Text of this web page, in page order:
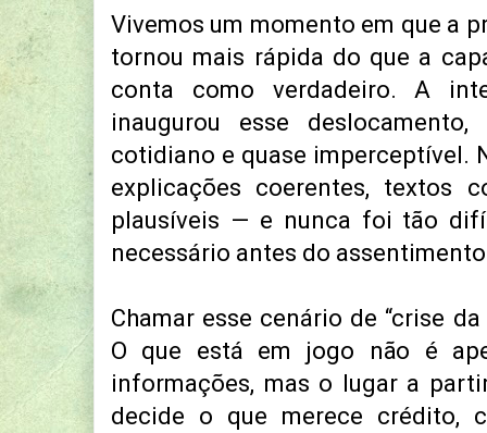
Vivemos um momento em que a
tornou mais rápida do que a
conta como verdadeiro. A
inaugurou esse
cotidiano e quase imperceptível.
explicações coerentes, textos
plausíveis — e nunca foi tão
necessário antes do
Chamar esse cenário de “crise
O que está em jogo não é
informações, mas o lugar a
decide o que merece crédito,